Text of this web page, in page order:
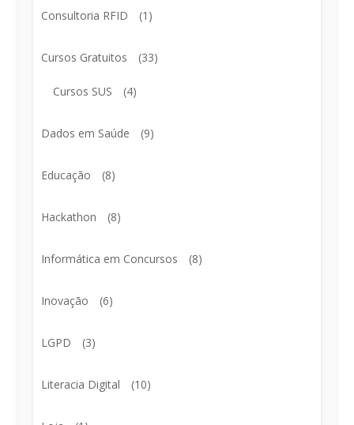
Consultoria RFID (1)
Cursos Gratuitos (33)
Cursos SUS (4)
Dados em Saúde (9)
Educação (8)
Hackathon (8)
Informática em Concursos (8)
Inovação (6)
LGPD (3)
Literacia Digital (10)